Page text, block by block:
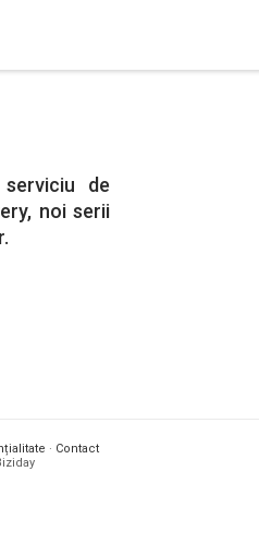
de
noi serii
· Contact